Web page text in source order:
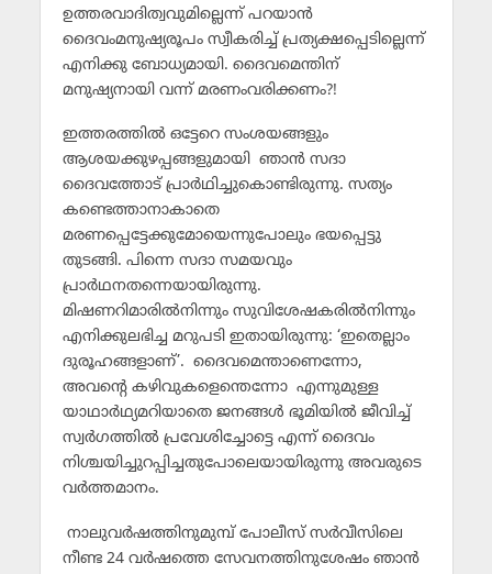
ഉത്തരവാദിത്വവുമില്ലെന്ന് പറയാന്‍
ദൈവംമനുഷ്യരൂപം സ്വീകരിച്ച് പ്രത്യക്ഷപ്പെടില്ലെന്ന്
എനിക്കു ബോധ്യമായി. ദൈവമെന്തിന്
മനുഷ്യനായി വന്ന് മരണംവരിക്കണം?!
ഇത്തരത്തില്‍ ഒട്ടേറെ സംശയങ്ങളും
ആശയക്കുഴപ്പങ്ങളുമായി ഞാന്‍ സദാ
ദൈവത്തോട് പ്രാര്‍ഥിച്ചുകൊണ്ടിരുന്നു. സത്യം
കണ്ടെത്താനാകാതെ
മരണപ്പെട്ടേക്കുമോയെന്നുപോലും ഭയപ്പെട്ടു
തുടങ്ങി. പിന്നെ സദാ സമയവും
പ്രാര്‍ഥനതന്നെയായിരുന്നു.
മിഷണറിമാരില്‍നിന്നും സുവിശേഷകരില്‍നിന്നും
എനിക്കുലഭിച്ച മറുപടി ഇതായിരുന്നു: ‘ഇതെല്ലാം
ദുരൂഹങ്ങളാണ്’. ദൈവമെന്താണെന്നോ,
അവന്റെ കഴിവുകളെന്തെന്നോ എന്നുമുള്ള
യാഥാര്‍ഥ്യമറിയാതെ ജനങ്ങള്‍ ഭൂമിയില്‍ ജീവിച്ച്
സ്വര്‍ഗത്തില്‍ പ്രവേശിച്ചോട്ടെ എന്ന് ദൈവം
നിശ്ചയിച്ചുറപ്പിച്ചതുപോലെയായിരുന്നു അവരുടെ
വര്‍ത്തമാനം.
നാലുവര്‍ഷത്തിനുമുമ്പ് പോലീസ് സര്‍വീസിലെ
നീണ്ട 24 വര്‍ഷത്തെ സേവനത്തിനുശേഷം ഞാന്‍